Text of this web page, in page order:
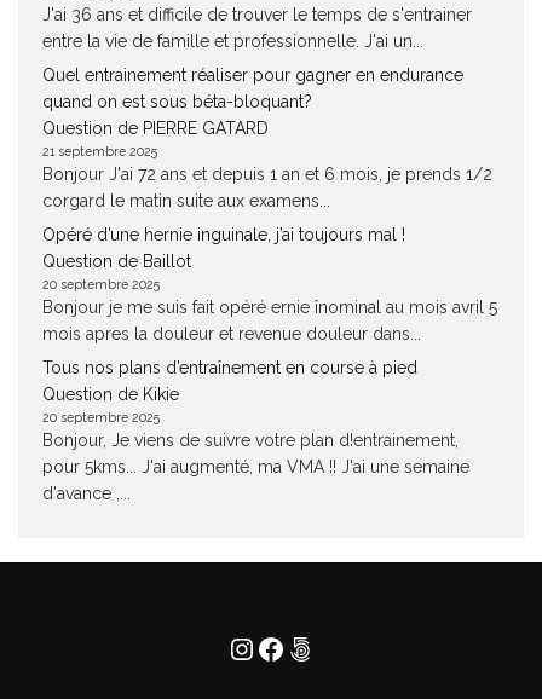
J'ai 36 ans et difficile de trouver le temps de s'entrainer
entre la vie de famille et professionnelle. J'ai un...
Quel entrainement réaliser pour gagner en endurance
quand on est sous béta-bloquant?
Question de PIERRE GATARD
21 septembre 2025
Bonjour J'ai 72 ans et depuis 1 an et 6 mois, je prends 1/2
corgard le matin suite aux examens...
Opéré d’une hernie inguinale, j’ai toujours mal !
Question de Baillot
20 septembre 2025
Bonjour je me suis fait opéré ernie înominal au mois avril 5
mois apres la douleur et revenue douleur dans...
Tous nos plans d’entraînement en course à pied
Question de Kikie
20 septembre 2025
Bonjour, Je viens de suivre votre plan d!entrainement,
pour 5kms... J'ai augmenté, ma VMA !! J'ai une semaine
d'avance ,...
Instagram
Facebook
500px